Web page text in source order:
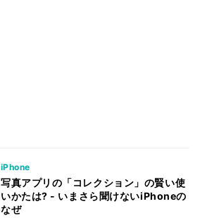
iPhone
写真アプリの「コレクション」の賢い使
いかたは? - いまさら聞けないiPhoneの
なぜ